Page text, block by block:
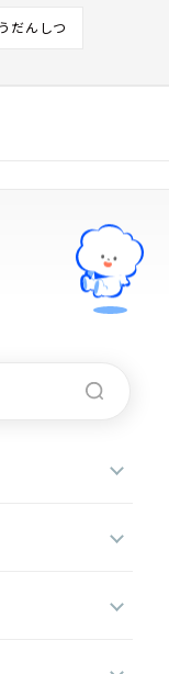
だんしつ